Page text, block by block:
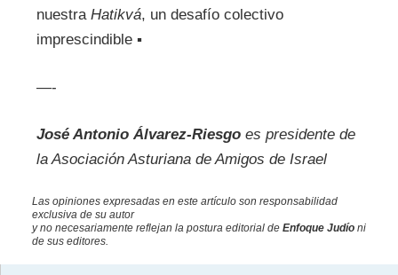
nuestra Hatikvá, un desafío colectivo
imprescindible ▪
—-
José Antonio Álvarez-Riesgoes presidente de
la Asociación Asturiana de Amigos de Israel
Las opiniones expresadas en este artículo son responsabilidad
exclusiva de su autor
y no necesariamente reflejan la postura editorial de Enfoque Judíoni
de sus editores.